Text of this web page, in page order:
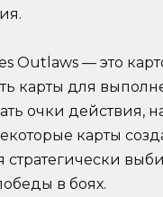
Outlaws — это
карты для
очки действия,
карты
в боях.